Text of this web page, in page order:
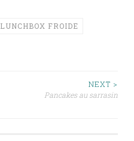
LUNCHBOX FROIDE
NEXT >
Pancakes au sarrasin